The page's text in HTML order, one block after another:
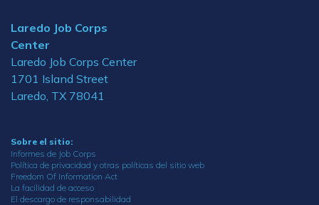
Laredo Job Corps
Center
Laredo Job Corps Center
1701 Island Street
Laredo, TX 78041
Sobre el sitio:
Informes de Job Corps
Política de privacidad y otras políticas del sitio web
Freedom Of Information Act
La facilidad de acceso
El descargo de responsabilidad